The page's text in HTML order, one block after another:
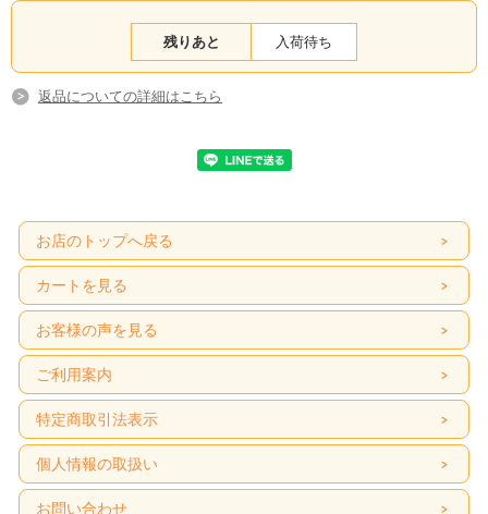
残りあと 入荷待ち
返品についての詳細はこちら
お店のトップへ戻る
カートを見る
お客様の声を見る
ご利用案内
特定商取引法表示
個人情報の取扱い
お問い合わせ